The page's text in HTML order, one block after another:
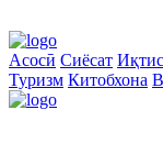
Асосӣ Сиёсат
Туризм Китобхона